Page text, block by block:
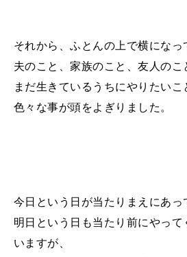
それから、ふとんの上で横になっ
夫のこと、家族のこと、友人のこ
まだ生きているうちにやりたいこ
色々な事が頭をよぎりました。
今日という日が当たりまえにあっ
明日という日も当たり前にやって
いますが、